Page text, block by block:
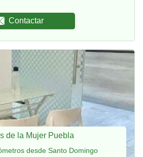
Contactar
de la Mujer Puebla
desde Santo Domingo